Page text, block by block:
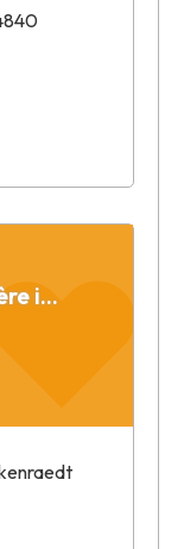
Tätigkeitsbereich : Infirmière indépendante